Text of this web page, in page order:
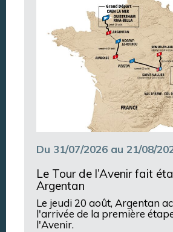
Du 31/07/2026 au 21/08/
Le Tour de l’Avenir fait
Argentan
Le jeudi 20 août, Argentan
l'arrivée de la première
l'Avenir.